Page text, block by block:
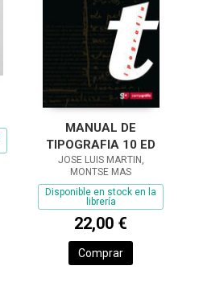
MANUAL DE
TIPOGRAFIA 10 ED
JOSE LUIS MARTIN,
MONTSE MAS
Disponible en stock en la
librería
22,00 €
Comprar